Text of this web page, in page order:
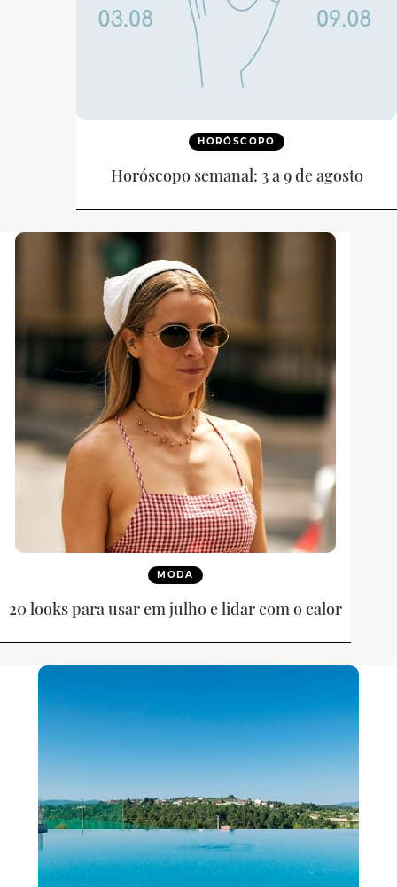
HORÓSCOPO
Horóscopo semanal: 3 a 9 de agosto
MODA
20 looks para usar em julho e lidar com o calor